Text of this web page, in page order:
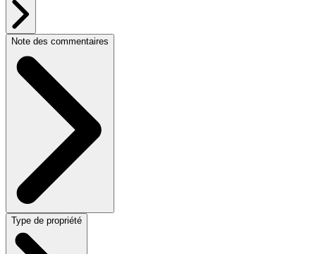
Note des commentaires
Type de propriété